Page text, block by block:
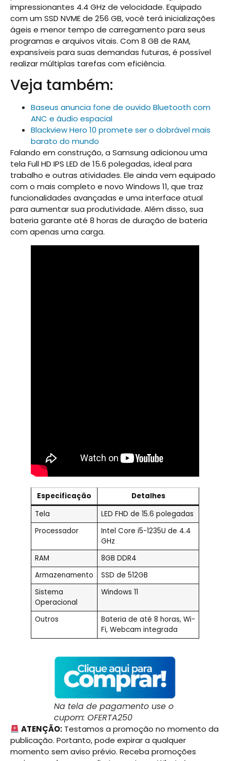
impressionantes 4.4 GHz de velocidade. Equipado
com um SSD NVME de 256 GB, você terá inicializações
ágeis e menor tempo de carregamento para seus
programas e arquivos vitais. Com 8 GB de RAM,
expansíveis para suas demandas futuras, é possível
realizar múltiplas tarefas com eficiência.
Veja também:
Baseus anuncia fone de ouvido Bluetooth com
ANC e áudio espacial
Blackview Hero 10 promete ser o dobrável mais
barato do mundo
Falando em construção, a Samsung adicionou uma
tela Full HD IPS LED de 15.6 polegadas, ideal para
trabalho e outras atividades. Ele ainda vem equipado
com o mais completo e novo Windows 11, que traz
funcionalidades avançadas e uma interface atual
para aumentar sua produtividade. Além disso, sua
bateria garante até 8 horas de duração de bateria
com apenas uma carga.
Especificação
Detalhes
Tela
LED FHD de 15.6 polegadas
Processador
Intel Core i5-1235U de 4.4
GHz
RAM
8GB DDR4
Armazenamento
SSD de 512GB
Sistema
Operacional
Windows 11
Outros
Bateria de até 8 horas, Wi-
Fi, Webcam integrada
Na tela de pagamento use o
cupom: OFERTA250
ATENÇÃO: Testamos a promoção no momento da
publicação. Portanto, pode expirar a qualquer
momento sem aviso prévio. Receba promoções